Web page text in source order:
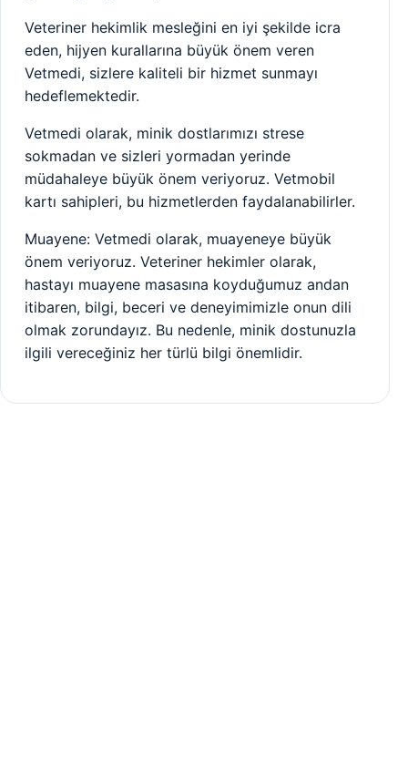
Veteriner hekimlik mesleğini en iyi şekilde icra
eden, hijyen kurallarına büyük önem veren
Vetmedi, sizlere kaliteli bir hizmet sunmayı
hedeflemektedir.
Vetmedi olarak, minik dostlarımızı strese
sokmadan ve sizleri yormadan yerinde
müdahaleye büyük önem veriyoruz. Vetmobil
kartı sahipleri, bu hizmetlerden faydalanabilirler.
Muayene: Vetmedi olarak, muayeneye büyük
önem veriyoruz. Veteriner hekimler olarak,
hastayı muayene masasına koyduğumuz andan
itibaren, bilgi, beceri ve deneyimimizle onun dili
olmak zorundayız. Bu nedenle, minik dostunuzla
ilgili vereceğiniz her türlü bilgi önemlidir.